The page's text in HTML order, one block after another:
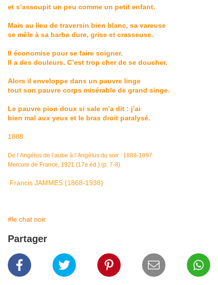
et s’assoupit un peu comme un petit enfant.
Mais au lieu de traversin bien blanc, sa vareuse
se mêle à sa barbe dure, grise et crasseuse.
Il économise pour se faire soigner.
Il a des douleurs. C’est trop cher de se doucher.
Alors il enveloppe dans un pauvre linge
tout son pauvre corps misérable de grand singe.
Le pauvre pion doux si sale m’a dit : j’ai
bien mal aux yeux et le bras droit paralysé.
1888.
De l’Angélus de l’aube à l’Angélus du soir : 1888-1897
Mercure de France, 1921 (17e éd.) (p. 7-8).
Francis JAMMES (1868-1938)
#le chat noir
Partager